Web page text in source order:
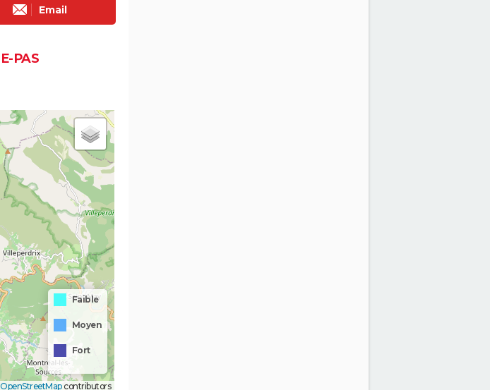
Email
PAS
Faible
Moyen
Fort
OpenStreetMapcontributors